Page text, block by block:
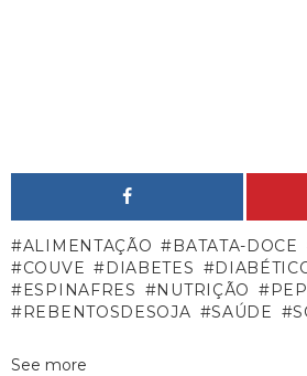
ALIMENTAÇÃO BATATA-DOCE
COUVE
DIABETES
ESPINAFRES
NUTRIÇÃO
REBENTOSDESOJA
SAÚDE
See more